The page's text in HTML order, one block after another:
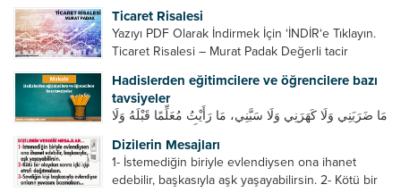
önce, bir hafta önce veya gün içinde davet edin....
Ticaret Risalesi
Yazıyı PDF Olarak İndirmek İçin ‘İNDİR‘e Tıklayın.
Ticaret Risalesi – Murat Padak Değerli tacir
ticaret yapmaktır. Peygamber efendimiz de ticaret
yapmıştır. Hz. Hatice...
Hadislerden eğitimcilere ve öğrencilere bazı
tavsiyeler
مَا ضَرَبَنِي وَلَا كَهَرَنِي وَلَا سَبَّنِي، مَا رَأَيْتُ مُعَلِّمًا قَبْلَهُ وَلَا
ve sellem beni dövmedi, azarlamadı ve bana
sövmedi. Ben ne ondan önce...
Dizilerin Mesajları
1- İstemediğin biriyle evlendiysen ona ihanet
edebilir, başkasıyla aşk yaşayabilirsin. 2- Kötü bir